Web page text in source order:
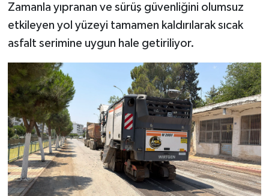
Zamanla yıpranan ve sürüş güvenliğini olumsuz
etkileyen yol yüzeyi tamamen kaldırılarak sıcak
asfalt serimine uygun hale getiriliyor.
OTOMOBİL
TARİH
Genel
Politika
YEREL